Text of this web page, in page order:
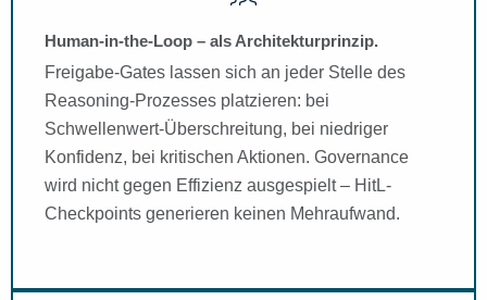
Human-in-the-Loop – als Architekturprinzip.
Freigabe-Gates lassen sich an jeder Stelle des
Reasoning-Prozesses platzieren: bei
Schwellenwert-Überschreitung, bei niedriger
Konfidenz, bei kritischen Aktionen. Governance
wird nicht gegen Effizienz ausgespielt – HitL-
Checkpoints generieren keinen Mehraufwand.